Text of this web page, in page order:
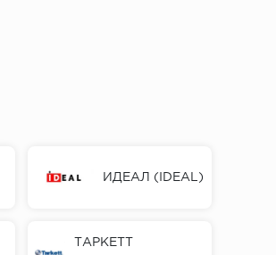
ИДЕАЛ (IDEAL)
ТАРКЕТТ